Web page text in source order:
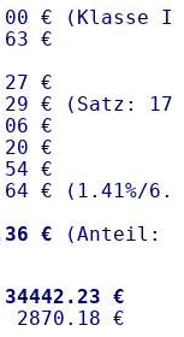
€ (Klasse I)
€
€
€ (Satz:
€
€
€
€ ( 1.41%/
€
34442.23 €